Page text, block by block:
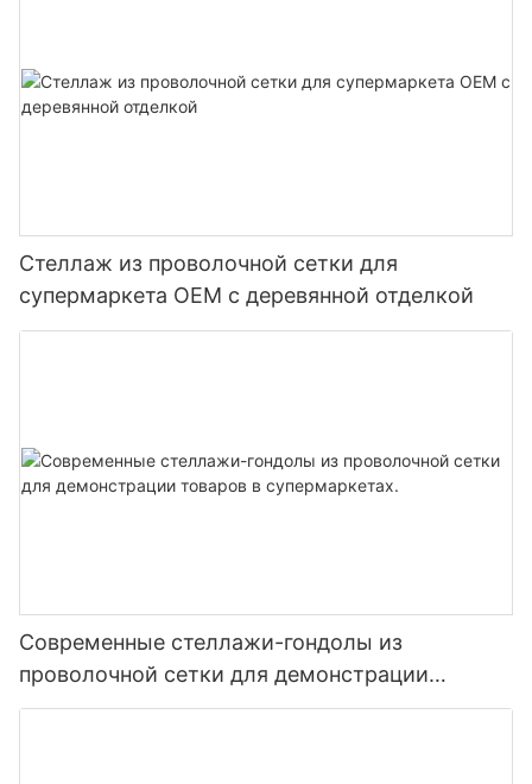
Стеллаж из проволочной сетки для
супермаркета OEM с деревянной отделкой
Современные стеллажи-гондолы из
проволочной сетки для демонстрации
товаров в супермаркетах.